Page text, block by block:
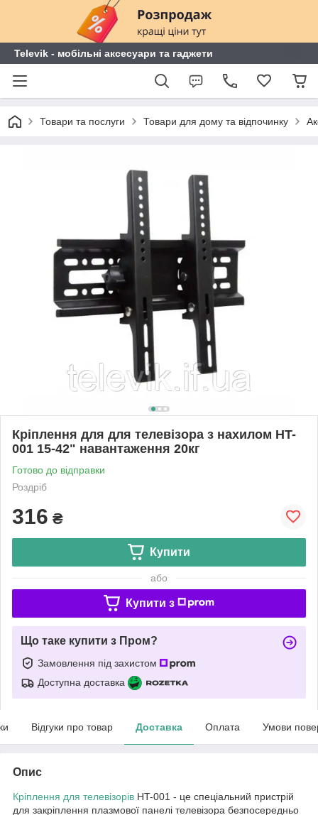
Televik - мобільні аксесуари та гаджети
Товари та послуги Товари для дому та відпочинку
Кріплення для для телевізора з нахилом HT-
001 15-42" навантаження 20кг
Готово до відправки
Роздріб
316 ₴
Купити
або
Купити з
Що таке купити з Пром?
Замовлення під захистом
Доступна доставка
Відгуки про товар Доставка Оплата Умови
Опис
Кріплення для телевізорів HT-001 - це спеціальний пристрій
для закріплення плазмової панелі телевізора безпосередньо